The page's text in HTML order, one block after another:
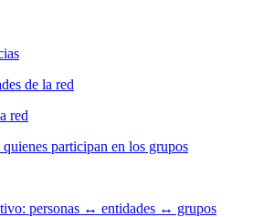
de la red
red
participan en los grupos
personas ↔ entidades ↔ grupos